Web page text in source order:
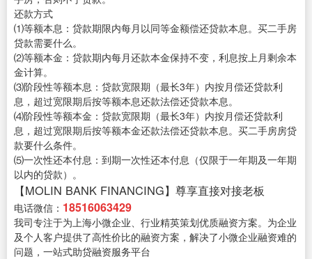
还款方式
⑴等额本息：贷款期限内每月以同等金额偿还贷款本息。买二手房
贷款需要什么。
⑵等额本金：贷款期内每月还款本金保持不变，利息按上月剩余本
金计算。
⑶阶段性等额本息：贷款宽限期（最长3年）内按月偿还贷款利
息，超过宽限期后按等额本息还款法偿还贷款本息。
⑷阶段性等额本金：贷款宽限期（最长3年）内按月偿还贷款利
息，超过宽限期后按等额本金还款法偿还贷款本息。买二手房房贷
款要什么条件。
⑸一次性还本付息：到期一次性还本付息（仅限于一年期及一年期
以内的贷款）。
【MOLIN BANK FINANCING】尊享直接对接老板
电话微信： 18516063429
我司专注于为上海小微企业、行业精英策划优质融资方案。为企业
及个人客户提供了高性价比的融资方案，解决了小微企业融资难的
问题，一站式助贷融资服务平台